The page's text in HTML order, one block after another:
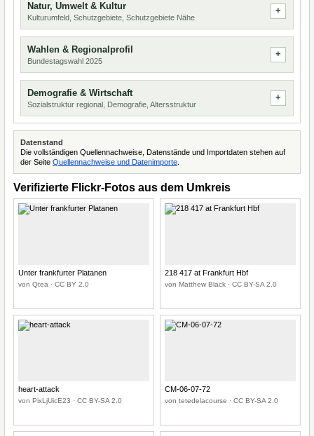
Natur, Umwelt & Kultur
Kulturumfeld, Schutzgebiete, Schutzgebiete Nähe
Wahlen & Regionalprofil
Bundestagswahl 2025
Demografie & Wirtschaft
Sozialstruktur regional, Demografie, Altersstruktur
Datenstand
Die vollständigen Quellennachweise, Datenstände und Importdaten stehen auf
der Seite Quellennachweise und Datenimporte
Verifizierte Flickr-Fotos aus dem Umkreis
Unter frankfurter Platanen
von Qtea · CC BY 2.0
218 417 at Frankfurt Hbf
von Matthew Black · CC BY-SA 2.0
heart-attack
von PixLjUicE23 · CC BY-SA 2.0
CM-06-07-72
von tetedelacourse · CC BY-SA 2.0